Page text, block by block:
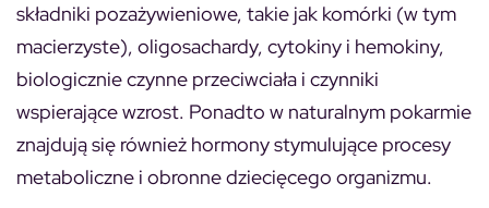
składniki pozażywieniowe, takie jak komórki (w tym
macierzyste), oligosachardy, cytokiny i hemokiny,
biologicznie czynne przeciwciała i czynniki
wspierające wzrost. Ponadto w naturalnym pokarmie
znajdują się również hormony stymulujące procesy
metaboliczne i obronne dziecięcego organizmu.